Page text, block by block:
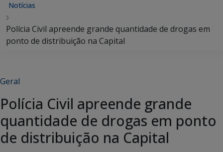
Notícias
Polícia Civil apreende grande quantidade de drogas em
ponto de distribuição na Capital
Geral
Polícia Civil apreende grande
quantidade de drogas em ponto
de distribuição na Capital